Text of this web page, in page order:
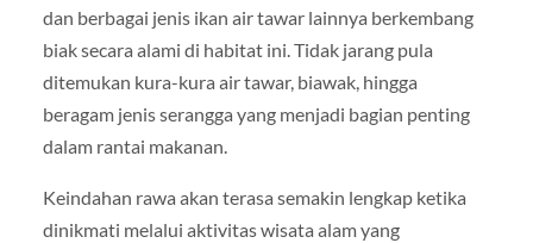
dan berbagai jenis ikan air tawar lainnya berkembang
biak secara alami di habitat ini. Tidak jarang pula
ditemukan kura-kura air tawar, biawak, hingga
beragam jenis serangga yang menjadi bagian penting
dalam rantai makanan.
Keindahan rawa akan terasa semakin lengkap ketika
dinikmati melalui aktivitas wisata alam yang